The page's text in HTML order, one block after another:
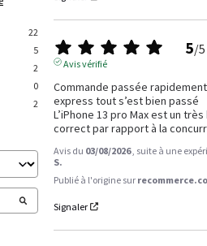
22
5
2
0
2
5/5
Avis vérifié
Commande passée
express tout s’est bien passé
L’iPhone 13 pro Max est un
correct par rapport à la
Avis du 03/08/2026 , suite à une
S.
Publié à l'origine sur
Signaler